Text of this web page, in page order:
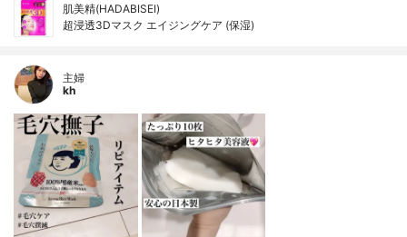
肌美精(HADABISEI)
超浸透3Dマスク エイジングケア (保湿)
主婦
kh